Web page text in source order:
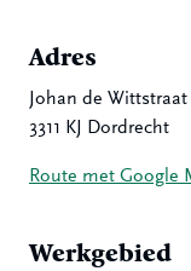
Adres
Johan de Wittstraat
3311 KJ Dordrecht
Route met Google
Werkgebied